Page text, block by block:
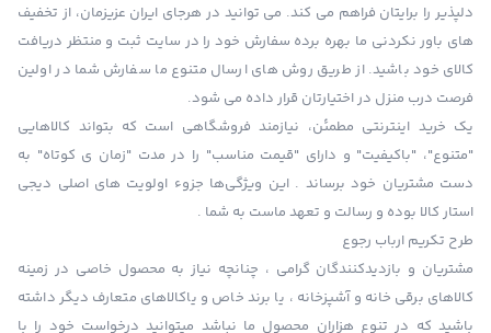
دلپذیر را برایتان فراهم می کند. می توانید در هرجای ایران عزیزمان، از تخفیف
های باور نکردنی ما بهره برده سفارش خود را در سایت ثبت و منتظر دریافت
کالای خود باشید. از طریق روش های ارسال متنوع ما سفارش شما در اولین
فرصت درب منزل در اختیارتان قرار داده می شود.
یک خرید اینترنتی مطمئن، نیازمند فروشگاهی است که بتواند کالاهایی
"متنوع"، "باکیفیت" و دارای "قیمت مناسب" را در مدت "زمان ی کوتاه" به
دست مشتریان خود برساند . این ویژگی‌ها جزوء اولویت های اصلی دیجی
استار کالا بوده و رسالت و تعهد ماست به شما .
طرح تکریم ارباب رجوع
مشتریان و بازدیدکنندگان گرامی ، چنانچه نیاز به محصول خاصی در زمینه
کالاهای برقی خانه و آشپزخانه ، یا برند خاص و یاکالاهای متعارف دیگر داشته
باشید که در تنوع هزاران محصول ما نباشد میتوانید درخواست خود را با